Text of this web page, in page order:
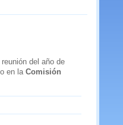
del año de
en la Comisión